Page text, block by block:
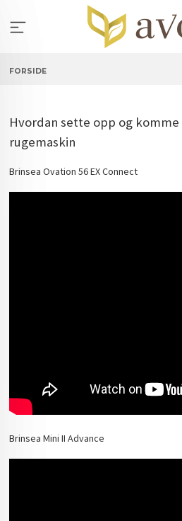
innholdet
FORSIDE
Hvordan sette opp og komme
rugemaskin
Brinsea Ovation 56 EX Connect
Brinsea Mini II Advance